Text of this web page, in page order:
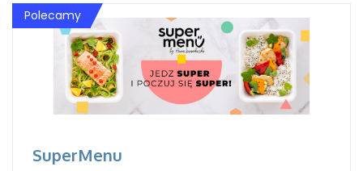
Polecamy
SuperMenu